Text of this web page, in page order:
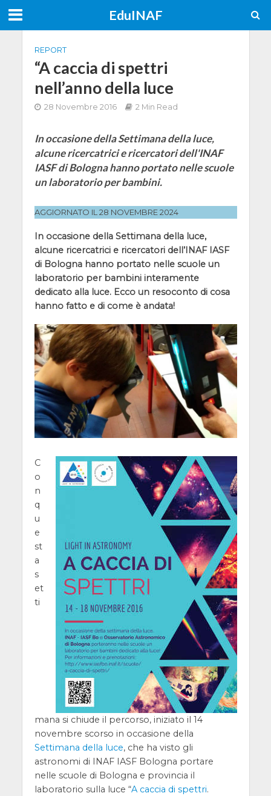
EduINAF
REPORT
“A caccia di spettri
nell’anno della luce
28 Novembre 2016 2 Min Read
In occasione della Settimana della luce,
alcune ricercatrici e ricercatori dell'INAF
IASF di Bologna hanno portato nelle scuole
un laboratorio per bambini.
AGGIORNATO IL 28 NOVEMBRE 2024
In occasione della Settimana della luce,
alcune ricercatrici e ricercatori dell’INAF IASF
di Bologna hanno portato nelle scuole un
laboratorio per bambini interamente
dedicato alla luce. Ecco un resoconto di cosa
hanno fatto e di come è andata!
C
o
n
q
u
e
st
a
s
et
ti
mana si chiude il percorso, iniziato il 14
novembre scorso in occasione della
Settimana della luce, che ha visto gli
astronomi di INAF IASF Bologna portare
nelle scuole di Bologna e provincia il
laboratorio sulla luce “A caccia di spettri.